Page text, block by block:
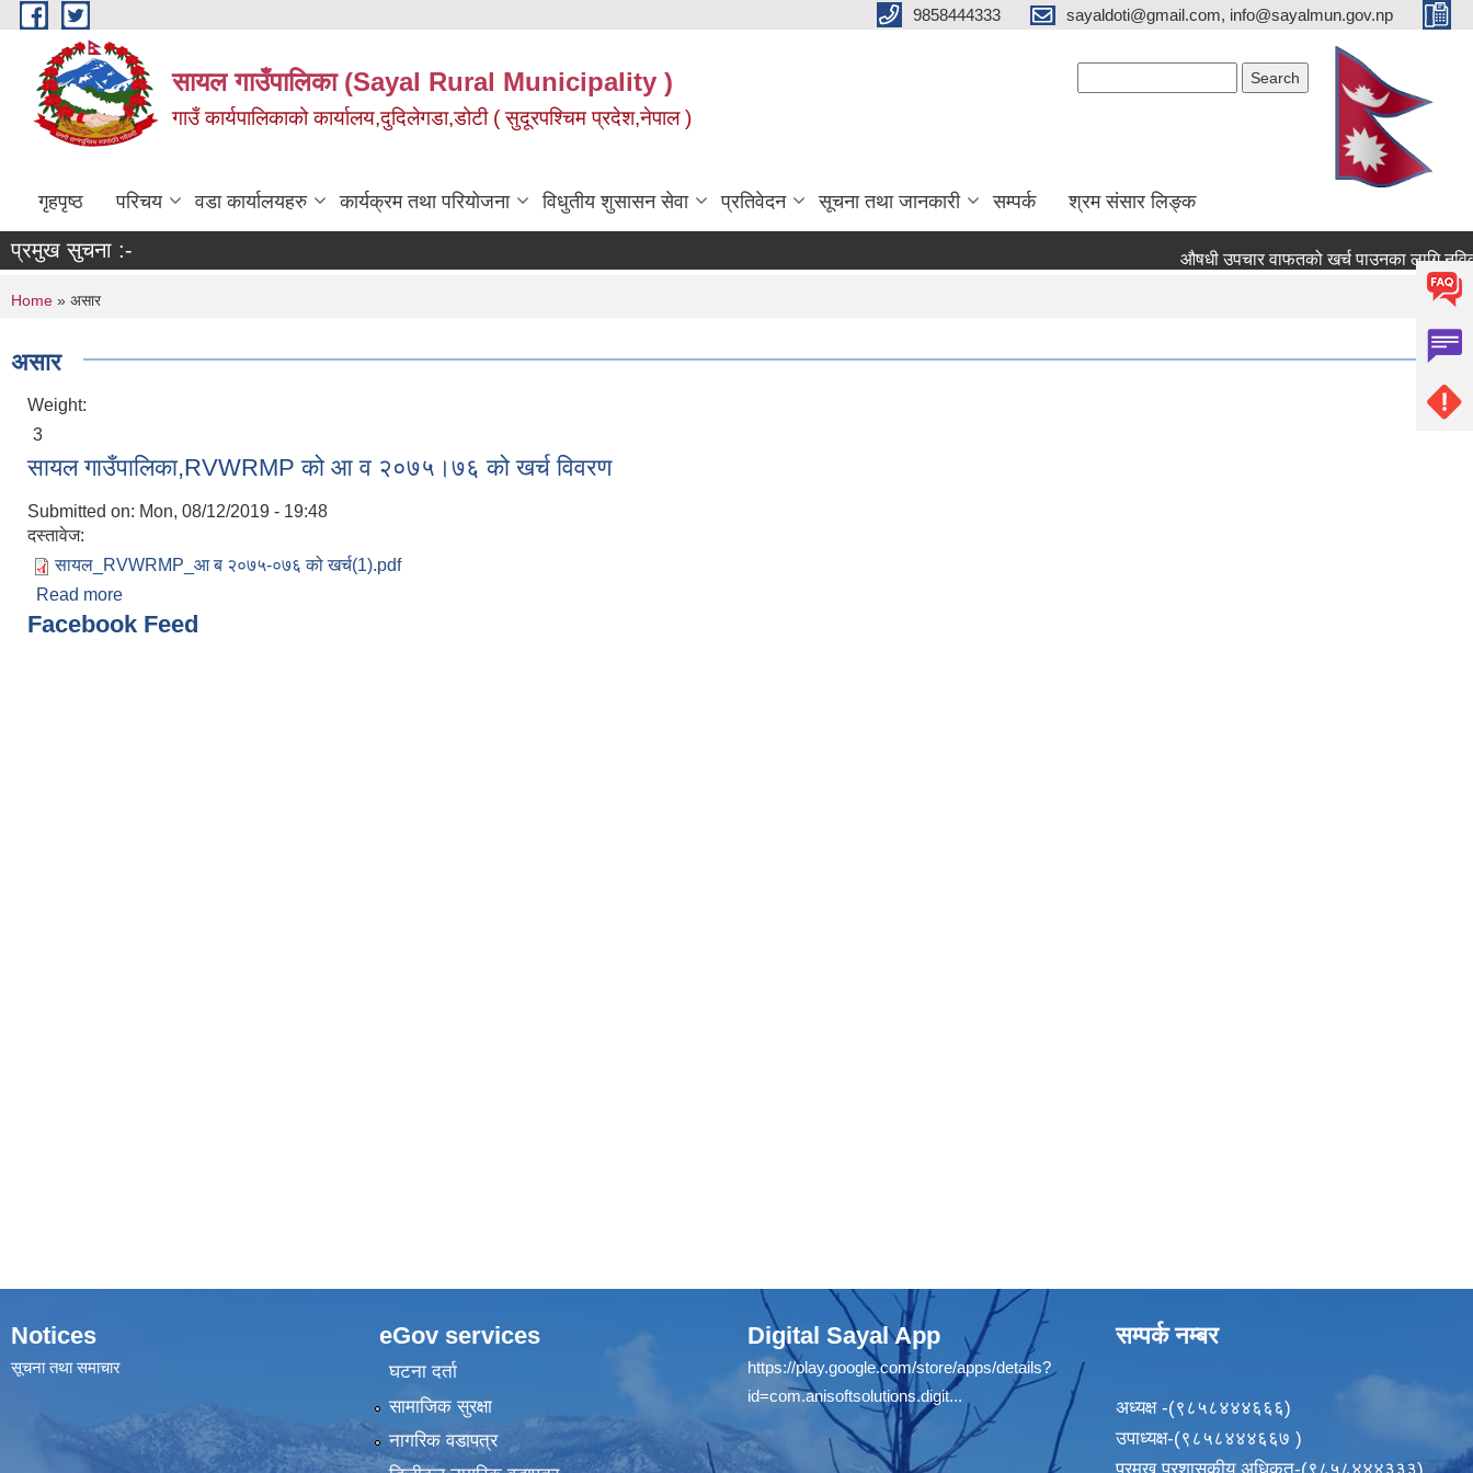
Skip to main content 9858444333 sayaldoti@gmail.com, info@sayalmun.gov.np
सायल गाउँपालिका (Sayal Rural Municipality )
गाउँ कार्यपालिकाको कार्यालय,दुदिलेगडा,डोटी ( सुदूरपश्चिम प्रदेश,नेपाल )
गृहपृष्ठ परिचय वडा कार्यालयहरु कार्यक्रम तथा परियोजना विधुतीय शुसासन सेवा प्रतिवेदन सूचना तथा जानकारी सम्पर्क श्रम संसार लिङ्क
प्रमुख सुचना :- औषधी उपचार वाफतको खर्च पाउनका लागि
You are here
Home » असार
असार
Weight:
3
सायल गाउँपालिका,RVWRMP को आ व २०७५।७६ को खर्च विवरण
Submitted on: Mon, 08/12/2019 - 19:48
दस्तावेज:
सायल_RVWRMP_आ ब २०७५-०७६ को खर्च(1).pdf
Read more
Facebook Feed
Notices
सूचना तथा समाचार
eGov services
घटना दर्ता
सामाजिक सुरक्षा
नागरिक वडापत्र
Digital Sayal App
https://play.google.com/store/apps/details?
id=com.anisoftsolutions.digit...
सम्पर्क नम्बर
अध्यक्ष -(९८५८४४४६६६)
उपाध्यक्ष-(९८५८४४४६६७ )